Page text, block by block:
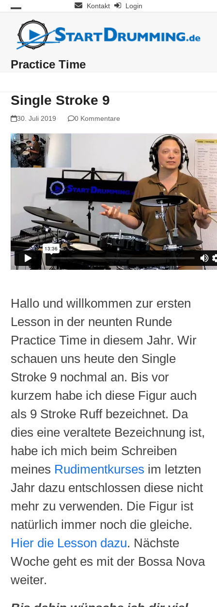
Skip
content
Kontakt Login
Open
mobile
menu
Close
mobile
menu
Practice Time
Single Stroke 9
30. Juli 2019 0 Kommentare
Hallo und willkommen zur ersten
Lesson in der neunten Runde
Practice Time in diesem Jahr. Wir
schauen uns heute den Single
Stroke 9 nochmal an. Bis vor
kurzem habe ich diese Figur auch
als 9 Stroke Ruffbezeichnet. Da
dies eine veraltete Bezeichnung ist,
habe ich mich beim Schreiben
meines Rudimentkurses im letzten
Jahr dazu entschlossen diese nicht
mehr zu verwenden. Die Figur ist
natürlich immer noch die gleiche.
Hier die Lesson dazu. Nächste
Woche geht es mit der Bossa Nova
weiter.